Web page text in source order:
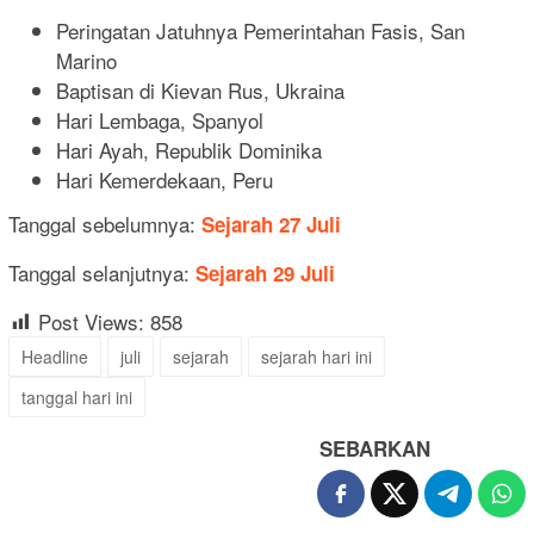
Peringatan Jatuhnya Pemerintahan Fasis, San
Marino
Baptisan di Kievan Rus, Ukraina
Hari Lembaga, Spanyol
Hari Ayah, Republik Dominika
Hari Kemerdekaan, Peru
Tanggal sebelumnya: Sejarah 27 Juli
Tanggal selanjutnya: Sejarah 29 Juli
Post Views: 858
Headline juli sejarah
sejarah hari ini
tanggal hari ini
SEBARKAN